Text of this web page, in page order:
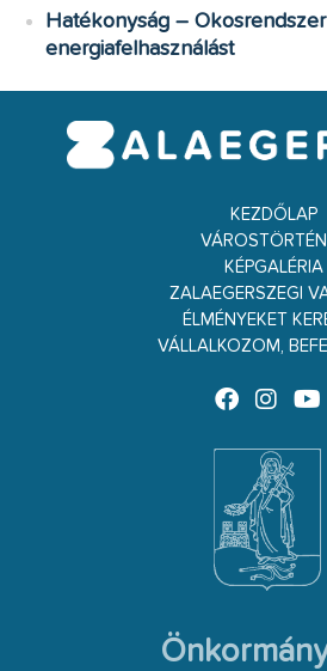
Hatékonyság –
energiafelhasználást
KEZDŐLAP
KÉPGALÉRIA
ZALAEGERSZEGI
ÉLMÉNYEKET
VÁLLALKOZOM,